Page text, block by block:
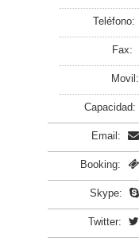
Teléfono:
Fax:
Movil:
Capacidad:
Email:
Booking:
Skype:
Twitter: